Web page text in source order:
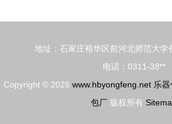
地址：石家庄裕华区前河北师范大学
电话：0311-38**
Copyright © 2026 www.hbyongfeng.net 乐器
包厂 版权所有